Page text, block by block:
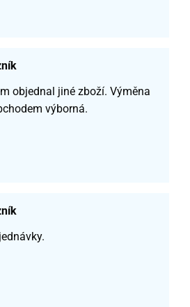
objednal jiné zboží. Výměna
výborná.